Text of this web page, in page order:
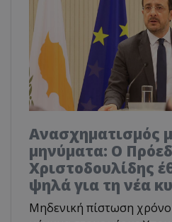
Ανασχηματισμός
μηνύματα: Ο
Χριστοδουλίδης
ψηλά για τη νέα
Μηδενική πίστωση